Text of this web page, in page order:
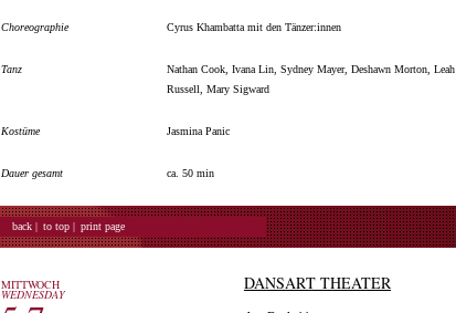
Choreographie Cyrus Khambatta mit den Tänzer:innen
Tanz
Nathan Cook, Ivana Lin, Sydney Mayer, Deshawn Morton, Leah
Russell, Mary Sigward
Kostüme Jasmina Panic
Dauer gesamt ca. 50 min
back | to top | print page
MITTWOCH
WEDNESDAY
DANSART THEATER